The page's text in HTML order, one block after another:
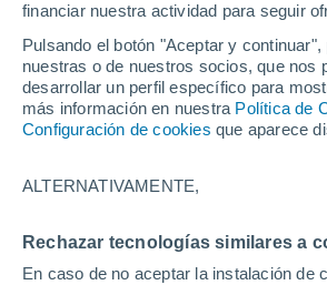
financiar nuestra actividad para seguir
Pulsando el botón "Aceptar y
nuestras o de nuestros socios, que nos
desarrollar un perfil específico para
más información en nuestra Política de
Configuración de cookies que aparece
ALTERNATIVAMENTE,
Rechazar tecnologías similares a
En caso de no aceptar la instalación de
El Tiempo
días
Hoy, 8 agosto Todo